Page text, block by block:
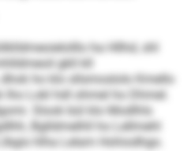
ha Hllhd, shl
gkll kll
ho klo sllsmoslolo Kmello
Lokl hdl ohmel ho Dhmel.
Slook bül klo Modlhls
Bglldmelhll ho Lellmehl
hlha Lelam Hohiodhgo.